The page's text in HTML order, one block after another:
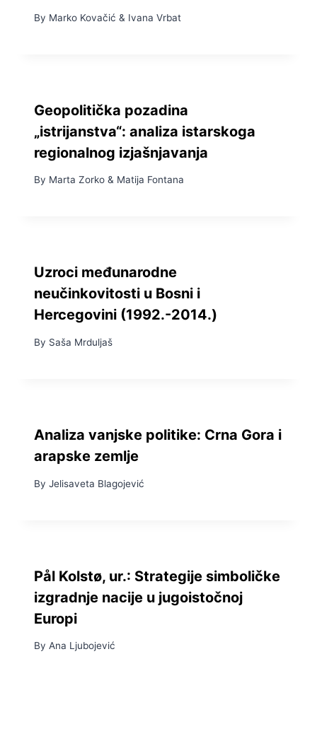
By Marko Kovačić & Ivana Vrbat
Geopolitička pozadina
„istrijanstva“: analiza istarskoga
regionalnog izjašnjavanja
By Marta Zorko & Matija Fontana
Uzroci međunarodne
neučinkovitosti u Bosni i
Hercegovini (1992.-2014.)
By Saša Mrduljaš
Analiza vanjske politike: Crna Gora i
arapske zemlje
By Jelisaveta Blagojević
Pål Kolstø, ur.: Strategije simboličke
izgradnje nacije u jugoistočnoj
Europi
By Ana Ljubojević